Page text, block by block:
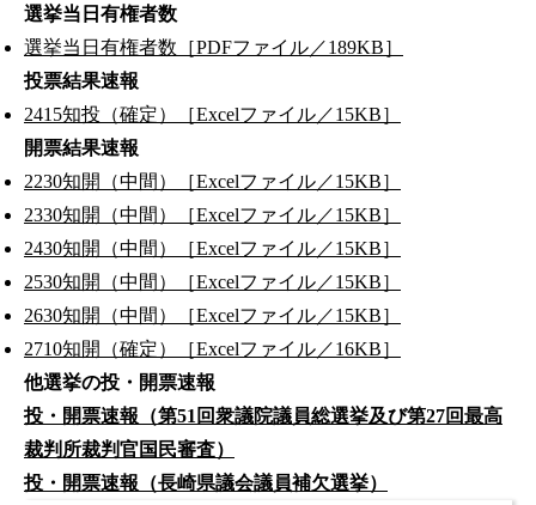
選挙当日有権者数
選挙当日有権者数［PDFファイル／189KB］
投票結果速報
2415知投（確定）［Excelファイル／15KB］
開票結果速報
2230知開（中間）［Excelファイル／15KB］
2330知開（中間）［Excelファイル／15KB］
2430知開（中間）［Excelファイル／15KB］
2530知開（中間）［Excelファイル／15KB］
2630知開（中間）［Excelファイル／15KB］
2710知開（確定）［Excelファイル／16KB］
他選挙の投・開票速報
投・開票速報（第51回衆議院議員総選挙及び第27回最高
裁判所裁判官国民審査）
投・開票速報（長崎県議会議員補欠選挙）